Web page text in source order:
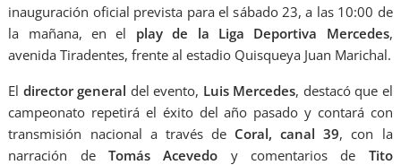
inauguración oficial prevista para el sábado 23, a las 10:00 de
la mañana, en el play de la Liga Deportiva Mercedes,
avenida Tiradentes, frente al estadio Quisqueya Juan Marichal.
El director general del evento, Luis Mercedes, destacó que el
campeonato repetirá el éxito del año pasado y contará con
transmisión nacional a través de Coral, canal 39, con la
narración deTomás Acevedo y comentarios de Tito